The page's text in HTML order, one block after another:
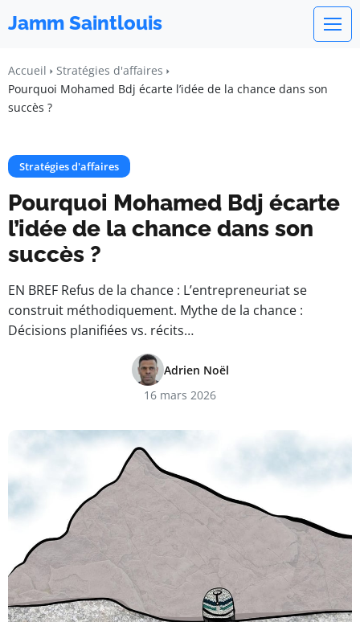
Jamm Saintlouis
Accueil
Stratégies d'affaires
Pourquoi Mohamed Bdj écarte l’idée de la chance dans son
succès ?
Stratégies d'affaires
Pourquoi Mohamed Bdj écarte
l’idée de la chance dans son
succès ?
EN BREF Refus de la chance : L’entrepreneuriat se
construit méthodiquement. Mythe de la chance :
Décisions planifiées vs. récits…
Adrien Noël
16 mars 2026